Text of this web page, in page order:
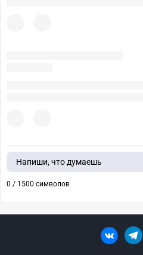
Напиши, что думаешь
0 / 1500 символов